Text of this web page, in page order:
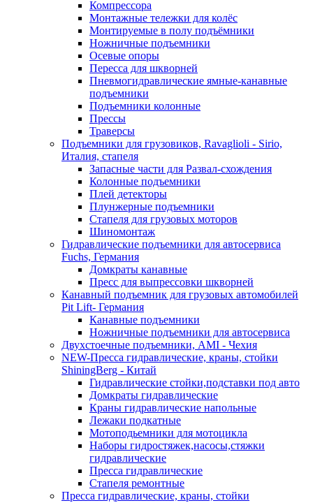
Компрессора
Монтажные тележки для колёс
Монтируемые в полу подъёмники
Ножничные подъемники
Осевые опоры
Пересса для шкворней
Пневмогидравлические ямные-канавные
подъемники
Подъемники колонные
Прессы
Траверсы
Подъемники для грузовиков, Ravaglioli - Sirio,
Италия, стапеля
Запасные части для Развал-схождения
Колонные подъемники
Плей детекторы
Плунжерные подъемники
Стапеля для грузовых моторов
Шиномонтаж
Гидравлические подъемники для автосервиса
Fuchs, Германия
Домкраты канавные
Пресс для выпрессовки шкворней
Канавный подъемник для грузовых автомобилей
Pit Lift- Германия
Канавные подъемники
Ножничные подъемники для автосервиса
Двухстоечные подъемники, АМІ - Чехия
NEW-Пресса гидравлические, краны, стойки
ShiningBerg - Китай
Гидравлические стойки,подставки под авто
Домкраты гидравлические
Краны гидравлические напольные
Лежаки подкатные
Мотоподьемники для мотоцикла
Наборы гидростяжек,насосы,стяжки
гидравлические
Пресса гидравлические
Стапеля ремонтные
Пресса гидравлические, краны, стойки